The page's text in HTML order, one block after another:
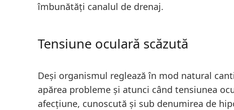
îmbunătăți canalul de drenaj.
Tensiune oculară scăzută
Deși organismul reglează în mod natural
apărea probleme și atunci când tensiunea
afecțiune, cunoscută și sub denumirea de